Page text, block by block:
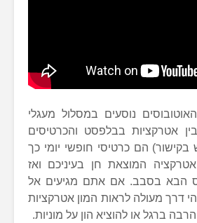
נוסעים במסלול מעגלי
אטרקציות בבלפסט והכרטיסים
בקישור) הם כרטיסי חופשי יומי כך
המוצאת חן בעיניכם ואז
הבא בסבב. אם אתם מגיעים אל
דרך מעולה לראות המון אטרקציות
ברגל או להוציא הון על מוניות.